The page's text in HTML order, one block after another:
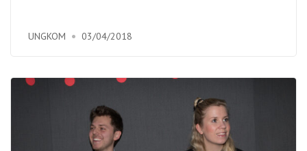
UNGKOM 03/04/2018